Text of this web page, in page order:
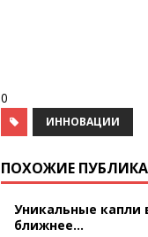
0
ИННОВАЦИИ
ПОХОЖИЕ
Уникальные капли
ближнее...